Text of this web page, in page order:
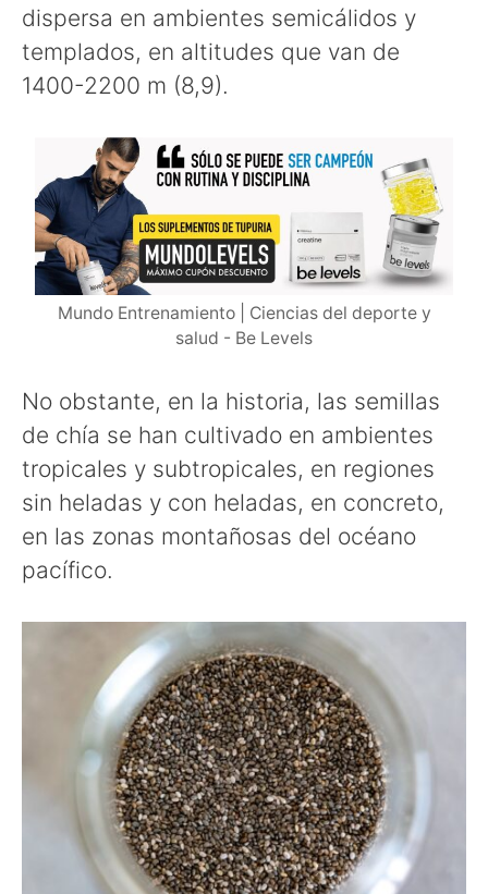
dispersa en ambientes semicálidos y
templados, en altitudes que van de
1400-2200 m (8,9).
Mundo Entrenamiento | Ciencias del deporte y
salud - Be Levels
No obstante, en la historia, las semillas
de chía se han cultivado en ambientes
tropicales y subtropicales, en regiones
sin heladas y con heladas, en concreto,
en las zonas montañosas del océano
pacífico.